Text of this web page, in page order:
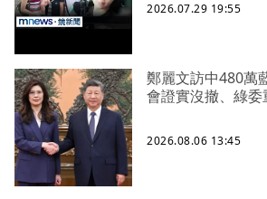
2026.07.29 19:55
鄭麗文訪中480
會證實沒撤、綠
2026.08.06 13:45